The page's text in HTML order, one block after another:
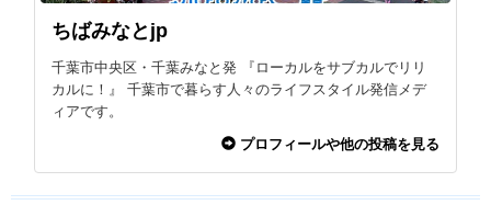
ちばみなとjp
千葉市中央区・千葉みなと発 『ローカルをサブカルでリリ
カルに！』 千葉市で暮らす人々のライフスタイル発信メデ
ィアです。
プロフィールや他の投稿を見る